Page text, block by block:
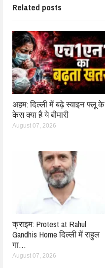
Related posts
अहम: दिल्ली में बढ़े स्वाइन फ्लू के
केस क्या है ये बीमारी
August 07, 2026
क्राइम: Protest at Rahul
Gandhis Home दिल्ली में राहुल
गा…
August 07, 2026